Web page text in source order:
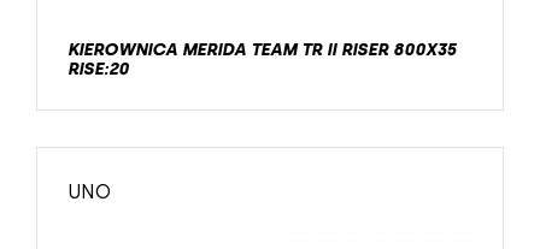
KIEROWNICA MERIDA TEAM TR II RISER 800X35
RISE:20
UNO